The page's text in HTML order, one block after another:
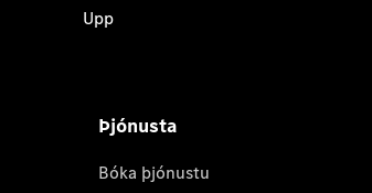
Upp
Þjónusta
Bóka þjónustu